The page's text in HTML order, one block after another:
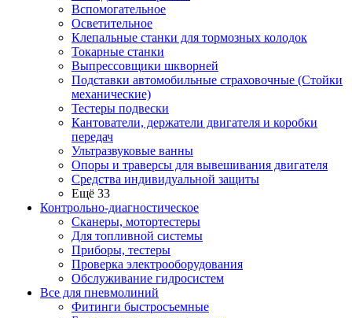
Вспомогательное
Осветительное
Клепальные станки для тормозных колодок
Токарные станки
Выпрессовщики шкворней
Подставки автомобильные страховочные (Стойки
механические)
Тестеры подвески
Кантователи, держатели двигателя и коробки
передач
Ультразвуковые ванны
Опоры и траверсы для вывешивания двигателя
Средства индивидуальной защиты
Ещё 33
Контрольно-диагностическое
Сканеры, мотортестеры
Для топливной системы
Приборы, тестеры
Проверка электрооборудования
Обслуживание гидросистем
Все для пневмолиний
Фитинги быстросъемные